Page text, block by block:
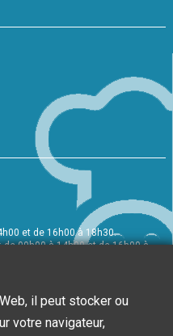
et de 16h00 à 18h30.
09h00 à 14h00 et de 16h00 à
il peut stocker ou
votre navigateur,